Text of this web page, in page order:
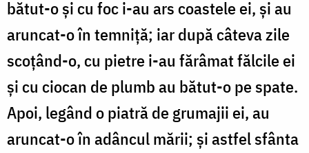
bătut-o și cu foc i-au ars coastele ei, și au
aruncat-o în temniță; iar după câteva zile
scoțând-o, cu pietre i-au fărâmat fălcile ei
și cu ciocan de plumb au bătut-o pe spate.
Apoi, legând o piatră de grumajii ei, au
aruncat-o în adâncul mării; și astfel sfânta